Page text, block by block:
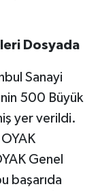
Dosyada
Sanayi
500 Büyük
yer verildi.
Genel
başarıda